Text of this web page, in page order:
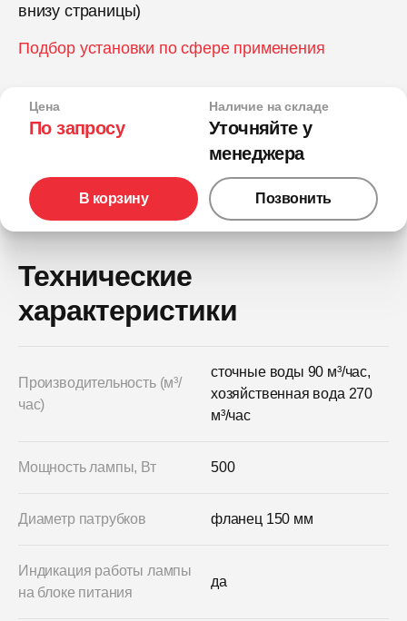
внизу страницы)
Подбор установки по сфере применения
Цена
По запросу
Наличие на складе
Уточняйте у
менеджера
В корзину Позвонить
Технические
характеристики
Производительность (м³/
час)
сточные воды 90 м³/час,
хозяйственная вода 270
м³/час
Мощность лампы, Вт 500
Диаметр патрубков фланец 150 мм
Индикация работы лампы
на блоке питания
да